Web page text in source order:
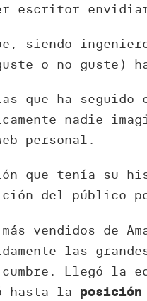
escritor
que, siendo
o no guste)
que ha seguido
nadie
personal.
que tenía su
del público
vendidos de
las
Llegó la
hasta la